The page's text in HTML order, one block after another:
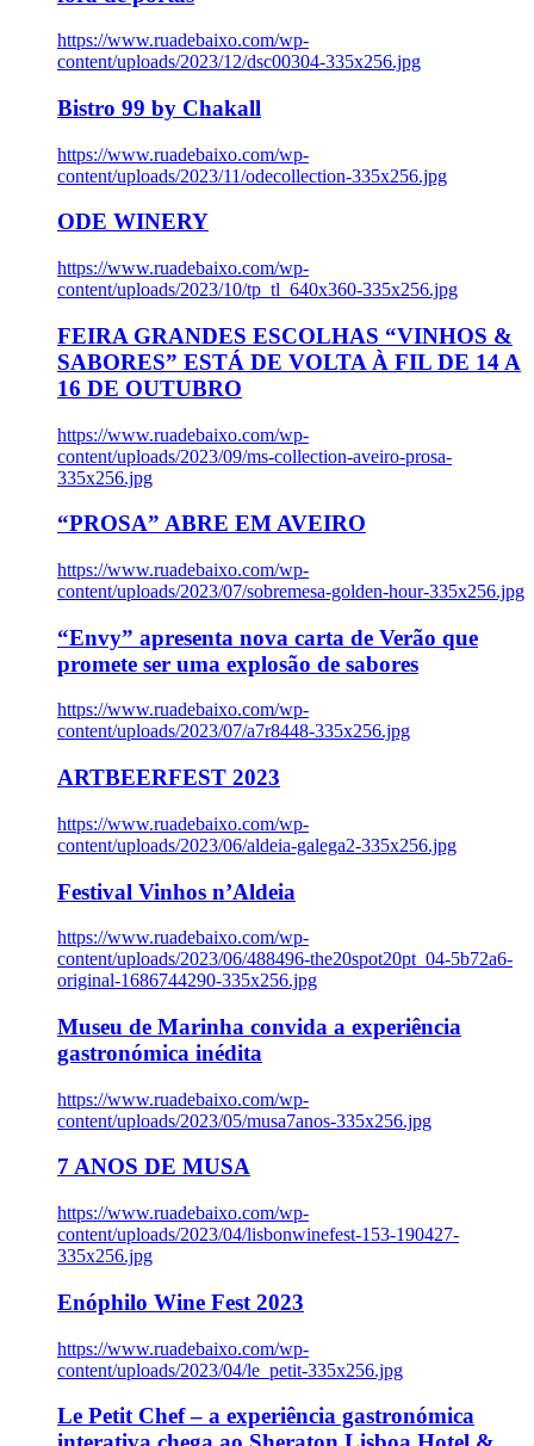
https://www.ruadebaixo.com/wp-
content/uploads/2023/12/dsc00304-335x256.jpg
Bistro 99 by Chakall
https://www.ruadebaixo.com/wp-
content/uploads/2023/11/odecollection-335x256.jpg
ODE WINERY
https://www.ruadebaixo.com/wp-
content/uploads/2023/10/tp_tl_640x360-335x256.jpg
FEIRA GRANDES ESCOLHAS “VINHOS &
SABORES” ESTÁ DE VOLTA À FIL DE 14 A
16 DE OUTUBRO
https://www.ruadebaixo.com/wp-
content/uploads/2023/09/ms-collection-aveiro-prosa-
335x256.jpg
“PROSA” ABRE EM AVEIRO
https://www.ruadebaixo.com/wp-
content/uploads/2023/07/sobremesa-golden-hour-335x256.jpg
“Envy” apresenta nova carta de Verão que
promete ser uma explosão de sabores
https://www.ruadebaixo.com/wp-
content/uploads/2023/07/a7r8448-335x256.jpg
ARTBEERFEST 2023
https://www.ruadebaixo.com/wp-
content/uploads/2023/06/aldeia-galega2-335x256.jpg
Festival Vinhos n’Aldeia
https://www.ruadebaixo.com/wp-
content/uploads/2023/06/488496-the20spot20pt_04-5b72a6-
original-1686744290-335x256.jpg
Museu de Marinha convida a experiência
gastronómica inédita
https://www.ruadebaixo.com/wp-
content/uploads/2023/05/musa7anos-335x256.jpg
7 ANOS DE MUSA
https://www.ruadebaixo.com/wp-
content/uploads/2023/04/lisbonwinefest-153-190427-
335x256.jpg
Enóphilo Wine Fest 2023
https://www.ruadebaixo.com/wp-
content/uploads/2023/04/le_petit-335x256.jpg
Le Petit Chef – a experiência gastronómica